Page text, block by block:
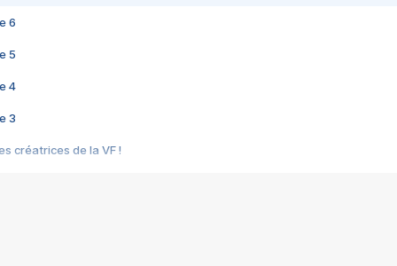
6
5
4
3
créatrices de la VF !